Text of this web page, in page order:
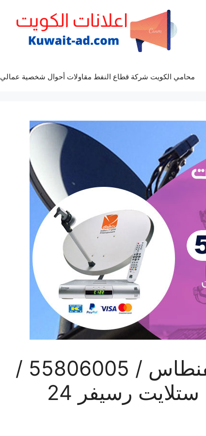
محامي الكويت شركة قطاع النفط مقاولات أحوال شخصية عمالي
رقم فني ستلايت الفنطاس / 55806005 /
تركيب صيانة برمجة ستلايت رسيفر 24